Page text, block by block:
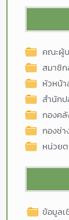
คณะผู้
สมาชิ
หัวหน้
สำนัก
กองค
กองช่า
หน่วย
ข้อมูลเ